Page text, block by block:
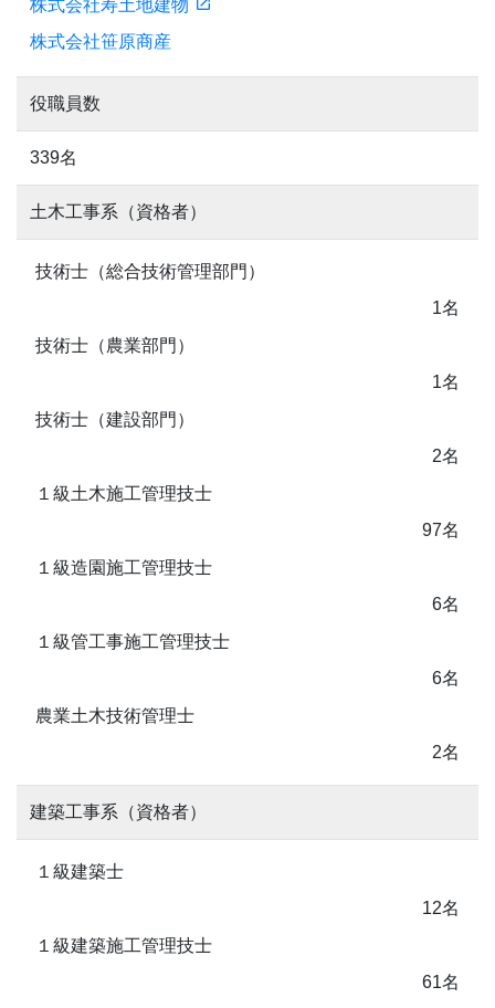
株式会社寿土地建物
株式会社笹原商産
役職員数
339名
土木工事系（資格者）
技術士（総合技術管理部門）
1名
技術士（農業部門）
1名
技術士（建設部門）
2名
１級土木施工管理技士
97名
１級造園施工管理技士
6名
１級管工事施工管理技士
6名
農業土木技術管理士
2名
建築工事系（資格者）
１級建築士
12名
１級建築施工管理技士
61名